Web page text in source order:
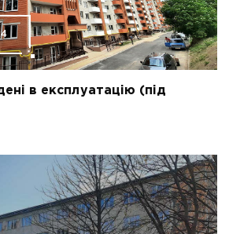
в експлуатацію (під